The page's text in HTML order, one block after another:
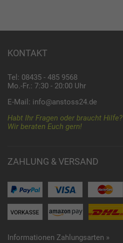
KONTAKT
Tel: 08435 - 485 9568
Mo.-Fr.: 7:30 - 20:00 Uhr
E-Mail: info@anstoss24.de
Habt Ihr Fragen oder braucht Hilfe?
Wir beraten Euch gern!
ZAHLUNG & VERSAND
Informationen Zahlungsarten »